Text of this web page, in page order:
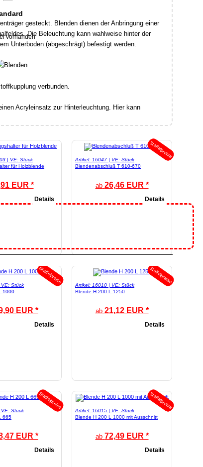
vorhanden
gesteckt. Blenden dienen der Anbringung einer
Die Beleuchtung kann wahlweise hinter der
Unterboden (abgeschrägt) befestigt werden.
verbunden.
Acryleinsatz zur Hinterleuchtung. Hier kann
| VE: Stück
für Holzblende
EUR *
Details
Staffelpreise
Artikel: 16047 | VE: Stück
Blendenabschluß T 610-670
ab 26,46 EUR *
Details
Staffelpreise
Stück
1000
EUR *
Details
Staffelpreise
Artikel: 16010 | VE: Stück
Blende H 200 L 1250
ab 21,12 EUR *
Details
Staffelpreise
Stück
665
EUR *
Details
Staffelpreise
Artikel: 16015 | VE: Stück
Blende H 200 L 1000 mit Ausschnitt
ab 72,49 EUR *
Details